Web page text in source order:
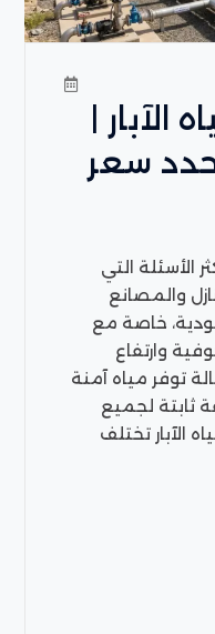
|
سعر
الأسئلة التي
والمصانع
خاصة مع
وارتفاع
توفر مياه آمنة
ثابتة لجميع
الآبار تختلف